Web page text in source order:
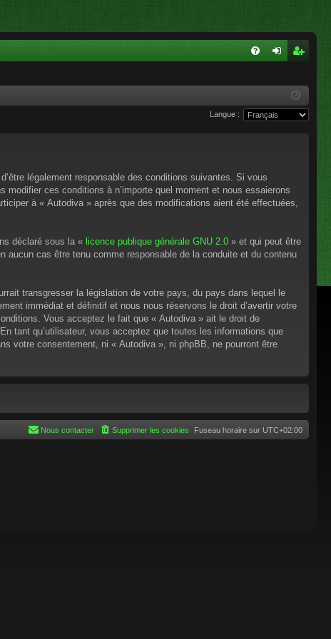
xi
cri
pti
Langue :
légalement responsable des conditions suivantes. Si vous
ces conditions à n’importe quel moment et nous essaierons
à « Autodiva » après que des modifications aient été effectuées,
déclaré sous la « licence publique générale GNU 2.0 » et qui peut être
cas être tenu comme responsable de la conduite et du contenu
transgresser la législation de votre pays, du pays dans lequel le
immédiat et définitif et nous nous réservons le droit d’avertir votre
Vous acceptez le fait que « Autodiva » ait le droit de
tant qu’utilisateur, vous acceptez que toutes les informations que
votre consentement, ni « Autodiva », ni phpBB, ne pourront être
Fuseau horaire sur UTC+02:00
Supprimer les cookies
Nous contacter